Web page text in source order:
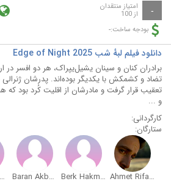
- امتیاز منتقدان
از 100
بودجه ساخت:-
دانلود فیلم لبهٔ شب Edge of Night 2025
برادران کنان و سینان یشیل‌یپراک، هر دو افسر در
تضاد و کشمکش با یکدیگر بوده‌اند. پدرشان
تعقیب قرار گرفت و مادرشان از اقلیت کُرد بود که
و ...
کارگردانی:
ستارگان:
Ahmet Rifat Sungar
Berk Hakman
Baran Akbulut
Deniz Zahmetsiz